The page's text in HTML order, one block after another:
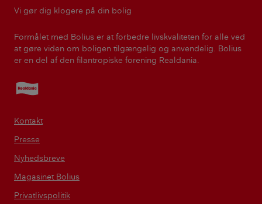
Vi gør dig klogere på din bolig
Formålet med Bolius er at forbedre livskvaliteten for alle ved
at gøre viden om boligen tilgængelig og anvendelig. Bolius
er en del af den filantropiske forening Realdania.
Realdania
Kontakt
Presse
Nyhedsbreve
Magasinet Bolius
Privatlivspolitik